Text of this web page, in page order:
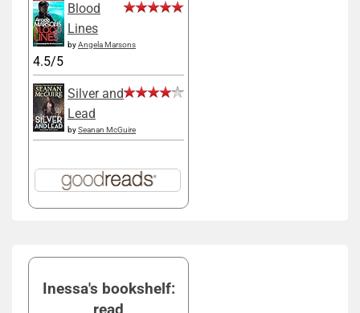
Blood
Lines
byAngela Marsons
4.5/5
Silver and
Lead
bySeanan McGuire
Inessa's bookshelf:
read